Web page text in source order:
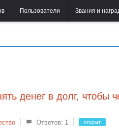
Пользователи Звания и
денег в долг, чтобы
Ответов: 1 открыт